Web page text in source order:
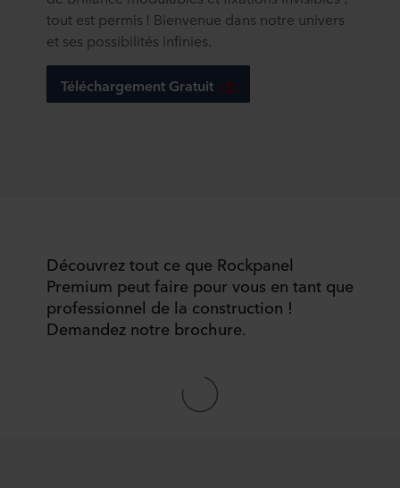
tout est permis ! Bienvenue dans notre univers
et ses possibilités infinies.
Téléchargement Gratuit
Découvrez tout ce que Rockpanel
Premium peut faire pour vous en tant que
professionnel de la construction !
Demandez notre brochure.